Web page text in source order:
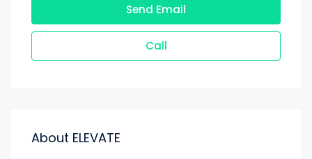
Send Email
Call
About ELEVATE